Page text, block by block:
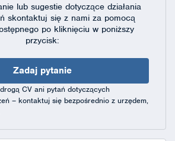
lub sugestie dotyczące działania
skontaktuj się z nami za pomocą
po kliknięciu w poniższy
przycisk:
Zadaj pytanie
CV ani pytań dotyczących
– kontaktuj się bezpośrednio z urzędem,